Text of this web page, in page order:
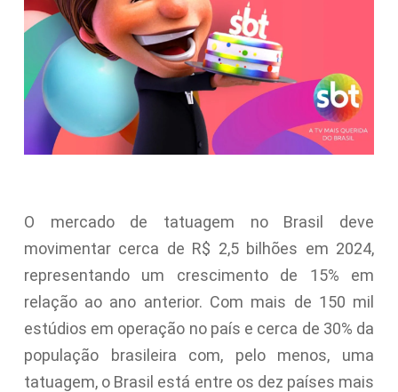
O mercado de tatuagem no Brasil deve
movimentar cerca de R$ 2,5 bilhões em 2024,
representando um crescimento de 15% em
relação ao ano anterior. Com mais de 150 mil
estúdios em operação no país e cerca de 30% da
população brasileira com, pelo menos, uma
tatuagem, o Brasil está entre os dez países mais